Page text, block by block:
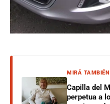
MIRÁ TAMBIÉN
Capilla del
perpetua a